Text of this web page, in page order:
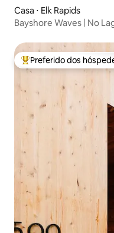
Casa ⋅ Elk Rapids
Bayshore Waves | No
Entre os melhores
Preferido dos